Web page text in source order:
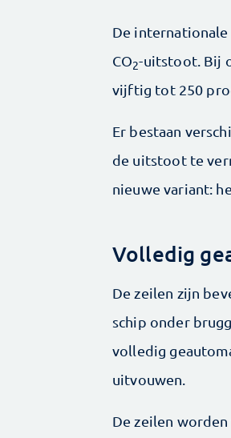
De
CO2-uitstoot. Bij
vijftig tot 250
Er bestaan
de uitstoot te
nieuwe variant:
Volledig
De zeilen zijn
schip onder
volledig
uitvouwen.
De zeilen